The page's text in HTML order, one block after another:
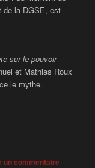
de la DGSE, est
sur le pouvoir
et Mathias Roux
le mythe.
un commentaire